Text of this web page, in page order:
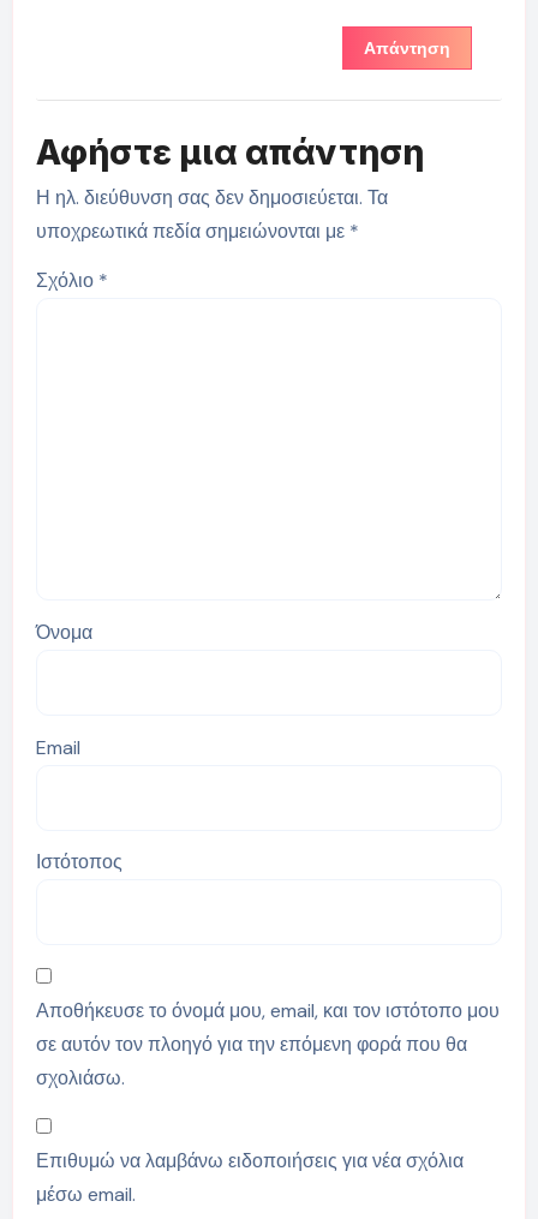
Απάντηση
Αφήστε μια απάντηση
Η ηλ. διεύθυνση σας δεν δημοσιεύεται. Τα
υποχρεωτικά πεδία σημειώνονται με *
Σχόλιο *
Όνομα
Email
Ιστότοπος
Αποθήκευσε το όνομά μου, email, και τον ιστότοπο μου
σε αυτόν τον πλοηγό για την επόμενη φορά που θα
σχολιάσω.
Επιθυμώ να λαμβάνω ειδοποιήσεις για νέα σχόλια
μέσω email.